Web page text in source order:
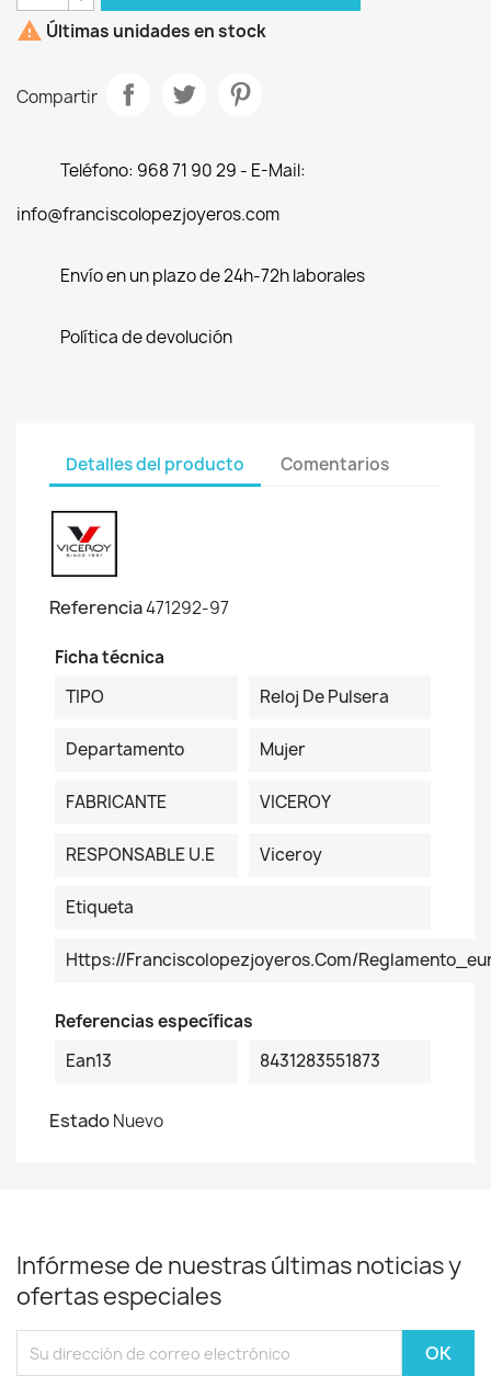
 Últimas unidades en stock
Compartir
Teléfono: 968 71 90 29 - E-Mail:
info@franciscolopezjoyeros.com
Envío en un plazo de 24h-72h laborales
Política de devolución
Detalles del producto Comentarios
Referencia471292-97
Ficha técnica
TIPO
Reloj De Pulsera
Departamento Mujer
FABRICANTE VICEROY
RESPONSABLE U.E Viceroy
Etiqueta
Https://franciscolopezjoyeros.com/
Referencias específicas
Ean13
8431283551873
EstadoNuevo
Infórmese de nuestras últimas noticias y
ofertas especiales